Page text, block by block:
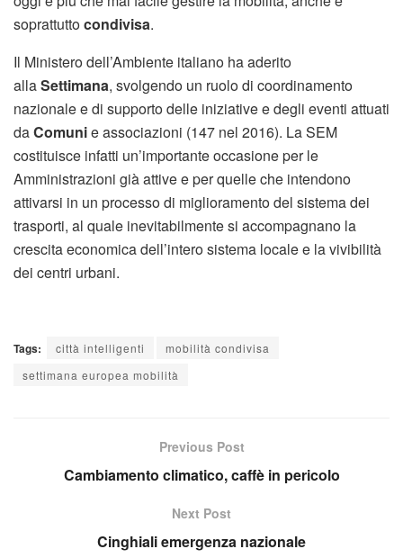
soprattuttocondivisa.
Il Ministero dell’Ambiente italiano ha aderito
allaSettimana, svolgendo un ruolo di coordinamento
nazionale e di supporto delle iniziative e degli eventi attuati
daComunie associazioni (147 nel 2016). La SEM
costituisce infatti un’importante occasione per le
Amministrazioni già attive e per quelle che intendono
attivarsi in un processo di miglioramento del sistema dei
trasporti, al quale inevitabilmente si accompagnano la
crescita economica dell’intero sistema locale e la vivibilità
dei centri urbani.
Tags: città intelligenti
mobilità condivisa
settimana europea mobilità
Previous Post
Cambiamento climatico, caffè in pericolo
Next Post
Cinghiali emergenza nazionale